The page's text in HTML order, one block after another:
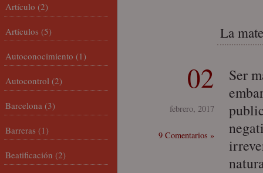
La
02
febrero, 2017
9 Comentarios »
Ser
Artículo (2)
Artículos (5)
Autoconocimiento (1)
Autocontrol (2)
Barcelona (3)
Barreras (1)
Beatificación (2)